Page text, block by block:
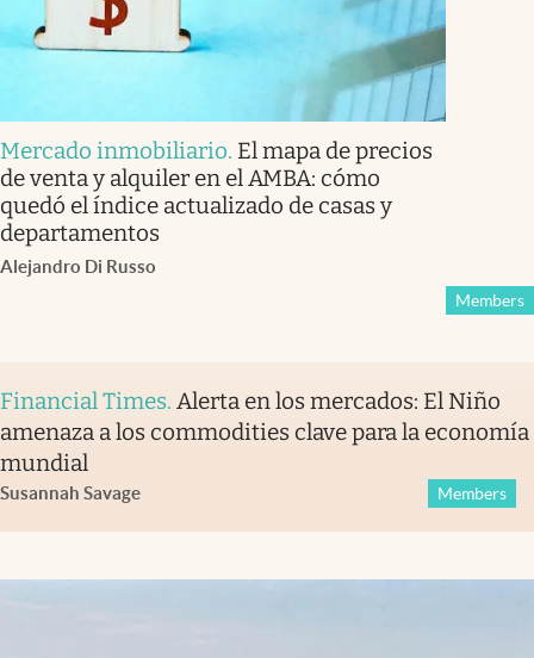
Mercado inmobiliario. El mapa de precios
de venta y alquiler en el AMBA: cómo
quedó el índice actualizado de casas y
departamentos
Alejandro Di Russo
Members
Financial Times. Alerta en los mercados: El Niño
amenaza a los commodities clave para la economía
mundial
Susannah Savage Members